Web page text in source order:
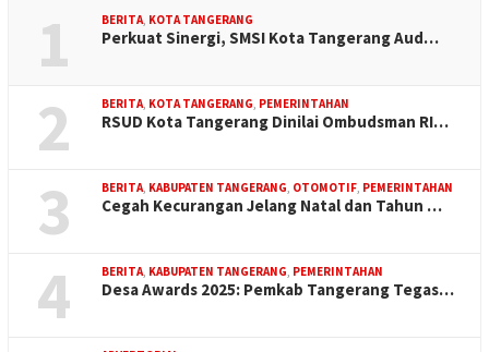
1 BERITA KOTA TANGERANG
Perkuat Sinergi, SMSI Kota Tangerang Aud…
2 BERITA KOTA TANGERANG PEMERINTAHAN
RSUD Kota Tangerang Dinilai Ombudsman RI…
3 BERITA KABUPATEN TANGERANG OTOMOTIF PEMERINTAHAN
Cegah Kecurangan Jelang Natal dan Tahun …
4 BERITA KABUPATEN TANGERANG PEMERINTAHAN
Desa Awards 2025: Pemkab Tangerang Tegas…